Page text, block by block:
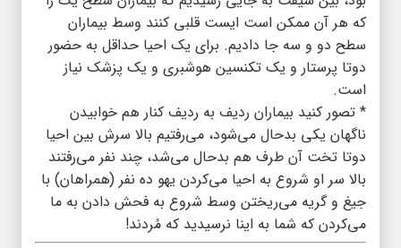
که هر آن ممکن است ایست قلبی کنند وسط بیماران
سطح دو و سه جا دادیم. برای یک احیا حداقل به حضور
دوتا پرستار و یک تکنسین هوشبری و یک پزشک نیاز
است.
* تصور کنید بیماران ردیف به ردیف کنار هم خوابیدن
ناگهان یکی بدحال می‌شود، می‌رفتیم بالا سرش بین احیا
دوتا تخت آن طرف هم بدحال می‌شد، چند نفر می‌رفتند
بالا سر او شروع به احیا می‌کردن یهو ده نفر (همراهان) با
جیغ و گریه می‌ریختن وسط شروع به فحش دادن به ما
می‌کردن که شما به اینا نرسیدید که مُردند!